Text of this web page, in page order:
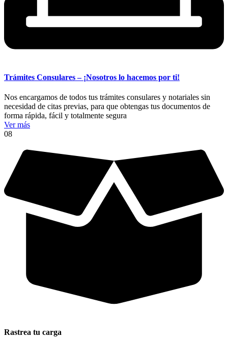
Trámites Consulares – ¡Nosotros lo hacemos por ti!
Nos encargamos de todos tus trámites consulares y notariales sin
necesidad de citas previas, para que obtengas tus documentos de
forma rápida, fácil y totalmente segura
Ver más
08
Rastrea tu carga